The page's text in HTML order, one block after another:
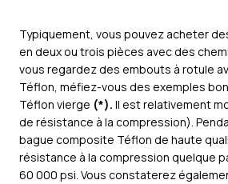
Typiquement, vous pouvez acheter
en deux ou trois pièces avec des
vous regardez des embouts à rotule
Téflon, méfiez-vous des exemples
Téflon vierge (*). Il est relativement
de résistance à la compression).
bague composite Téflon de haute
résistance à la compression quelque
60 000 psi. Vous constaterez